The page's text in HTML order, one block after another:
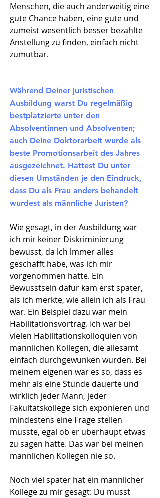
Menschen, die auch anderweitig eine
gute Chance haben, eine gute und
zumeist wesentlich besser bezahlte
Anstellung zu finden, einfach nicht
zumutbar.
Während Deiner juristischen
Ausbildung warst Du regelmäßig
bestplatzierte unter den
Absolventinnen und Absolventen;
auch Deine Doktorarbeit wurde als
beste Promotionsarbeit des Jahres
ausgezeichnet. Hattest Du unter
diesen Umständen je den Eindruck,
dass Du als Frau anders behandelt
wurdest als männliche Juristen?
Wie gesagt, in der Ausbildung war
ich mir keiner Diskriminierung
bewusst, da ich immer alles
geschafft habe, was ich mir
vorgenommen hatte. Ein
Bewusstsein dafür kam erst später,
als ich merkte, wie allein ich als Frau
war. Ein Beispiel dazu war mein
Habilitationsvortrag. Ich war bei
vielen Habilitationskolloquien von
männlichen Kollegen, die allesamt
einfach durchgewunken wurden. Bei
meinem eigenen war es so, dass es
mehr als eine Stunde dauerte und
wirklich jeder Mann, jeder
Fakultätskollege sich exponieren und
mindestens eine Frage stellen
musste, egal ob er überhaupt etwas
zu sagen hatte. Das war bei meinen
männlichen Kollegen nie so.
Noch viel später hat ein männlicher
Kollege zu mir gesagt: Du musst